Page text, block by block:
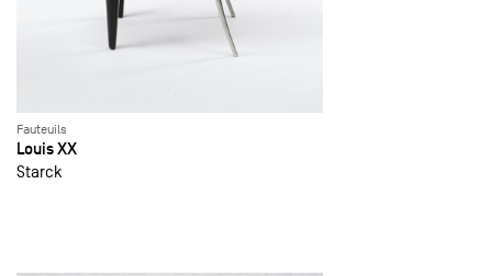
Fauteuils
Louis XX
Starck